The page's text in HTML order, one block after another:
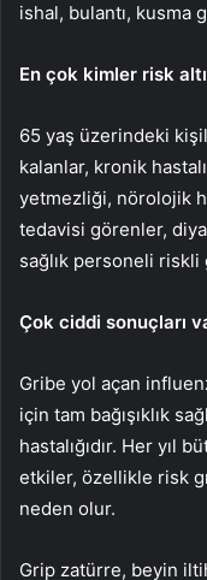
ishal, bulantı, kusma
En çok kimler risk
65 yaş üzerindeki
kalanlar, kronik
yetmezliği, nörolojik
tedavisi görenler,
sağlık personeli riskli
Çok ciddi sonuçları
Gribe yol açan
için tam bağışıklık
hastalığıdır. Her yıl
etkiler, özellikle risk
neden olur.
Grip zatürre, beyin